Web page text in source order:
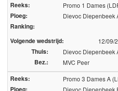
Reeks: Promo 1 Dames
Ploeg: Dievoc Diepenbeek
Ranking:
Volgende wedstrijd:
12/09/
Thuis: Dievoc Diepenbeek
Bez.: MVC Peer
Reeks: Promo 3 Dames A
Ploeg: Dievoc Diepenbeek